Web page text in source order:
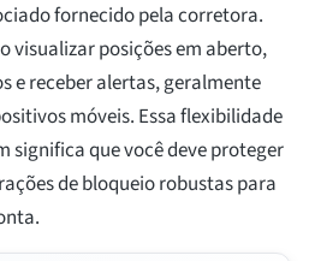
fornecido pela corretora.
visualizar posições em aberto,
e receber alertas, geralmente
móveis. Essa flexibilidade
significa que você deve proteger
de bloqueio robustas para